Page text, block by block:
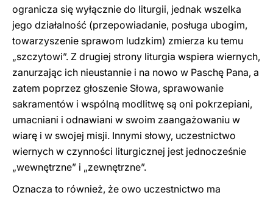
ogranicza się wyłącznie do liturgii, jednak wszelka
jego działalność (przepowiadanie, posługa ubogim,
towarzyszenie sprawom ludzkim) zmierza ku temu
„szczytowi”. Z drugiej strony liturgia wspiera wiernych,
zanurzając ich nieustannie i na nowo w Paschę Pana, a
zatem poprzez głoszenie Słowa, sprawowanie
sakramentów i wspólną modlitwę są oni pokrzepiani,
umacniani i odnawiani w swoim zaangażowaniu w
wiarę i w swojej misji. Innymi słowy, uczestnictwo
wiernych w czynności liturgicznej jest jednocześnie
„wewnętrzne” i „zewnętrzne”.
Oznacza to również, że owo uczestnictwo ma